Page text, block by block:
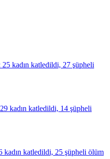
25 kadın katledildi, 27 şüpheli
kadın katledildi, 14 şüpheli
kadın katledildi, 25 şüpheli ölüm